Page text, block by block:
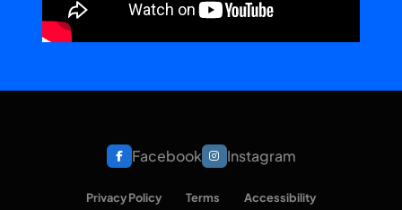
Facebook Instagram
Privacy Policy Terms Accessibility